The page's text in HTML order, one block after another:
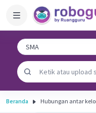
Beranda Hubungan antar